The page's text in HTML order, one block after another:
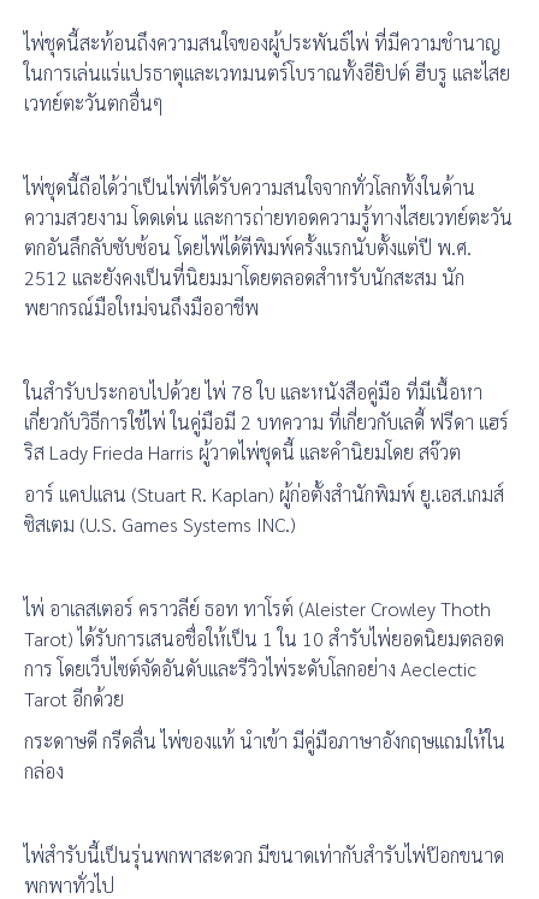
ไพ่ชุดนี้สะท้อนถึงความสนใจของผู้ประพันธ์ไพ่ ที่มีความชำนาญ
ในการเล่นแร่แปรธาตุและเวทมนตร์โบราณทั้งอียิปต์ ฮีบรู และไสย
เวทย์ตะวันตกอื่นๆ
ไพ่ชุดนี้ถือได้ว่าเป็นไพ่ที่ได้รับความสนใจจากทั่วโลกทั้งในด้าน
ความสวยงาม โดดเด่น และการถ่ายทอดความรู้ทางไสยเวทย์ตะวัน
ตกอันลึกลับซับซ้อน โดยไพ่ได้ตีพิมพ์ครั้งแรกนับตั้งแต่ปี พ.ศ.
2512 และยังคงเป็นที่นิยมมาโดยตลอดสำหรับนักสะสม นัก
พยากรณ์มือใหม่จนถึงมืออาชีพ
ในสำรับประกอบไปด้วย ไพ่ 78 ใบ และหนังสือคู่มือ ที่มีเนื้อหา
เกี่ยวกับวิธีการใช้ไพ่ ในคู่มือมี 2 บทความ ที่เกี่ยวกับเลดี้ ฟรีดา แฮร์
ริส Lady Frieda Harris ผู้วาดไพ่ชุดนี้ และคำนิยมโดย สจ๊วต
อาร์ แคปแลน (Stuart R. Kaplan) ผู้ก่อตั้งสำนักพิมพ์ ยู.เอส.เกมส์
ซิสเตม (U.S. Games Systems INC.)
ไพ่ อาเลสเตอร์ คราวลีย์ ธอท ทาโรต์ (Aleister Crowley Thoth
Tarot) ได้รับการเสนอชื่อให้เป็น 1 ใน 10 สำรับไพ่ยอดนิยมตลอด
การ โดยเว็บไซต์จัดอันดับและรีวิวไพ่ระดับโลกอย่าง Aeclectic
Tarot อีกด้วย
กระดาษดี กรีดลื่น ไพ่ของแท้ นำเข้า มีคู่มือภาษาอังกฤษแถมให้ใน
กล่อง
ไพ่สำรับนี้เป็นรุ่นพกพาสะดวก มีขนาดเท่ากับสำรับไพ่ป๊อกขนาด
พกพาทั่วไป